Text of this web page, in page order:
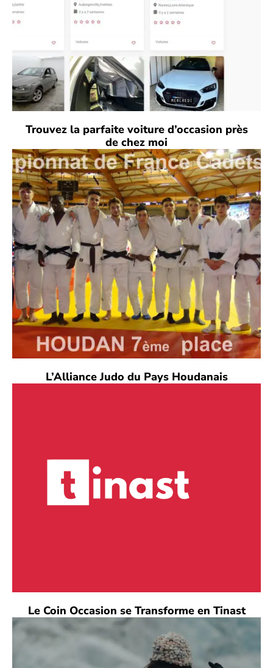
Trouvez la parfaite voiture d’occasion près
de chez moi
L’Alliance Judo du Pays Houdanais
Le Coin Occasion se Transforme en Tinast